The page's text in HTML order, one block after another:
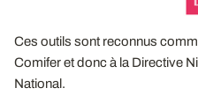
Ces outils sont reconnus
Comifer et donc à la Directive
National.